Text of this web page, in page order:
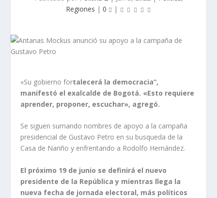
Regiones | 0 |
«Su gobierno fortalecerá la democracia”,
manifestó el exalcalde de Bogotá. «Esto requiere
aprender, proponer, escuchar», agregó.
Se siguen sumando nombres de apoyo a la campaña
presidencial de Gustavo Petro en su busqueda de la
Casa de Nariño y enfrentando a Rodolfo Hernández.
El próximo 19 de junio se definirá el nuevo
presidente de la República y mientras llega la
nueva fecha de jornada electoral, más políticos